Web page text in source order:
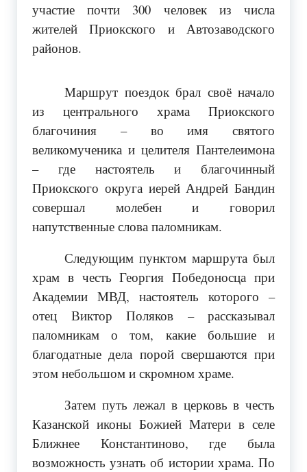
участие почти 300 человек из числа
жителей Приокского и Автозаводского
районов.
Маршрут поездок брал своё начало
из центрального храма Приокского
благочиния – во имя святого
великомученика и целителя Пантелеимона
– где настоятель и благочинный
Приокского округа иерей Андрей Бандин
совершал молебен и говорил
напутственные слова паломникам.
Следующим пунктом маршрута был
храм в честь Георгия Победоносца при
Академии МВД, настоятель которого –
отец Виктор Поляков – рассказывал
паломникам о том, какие большие и
благодатные дела порой свершаются при
этом небольшом и скромном храме.
Затем путь лежал в церковь в честь
Казанской иконы Божией Матери в селе
Ближнее Константиново, где была
возможность узнать об истории храма. По